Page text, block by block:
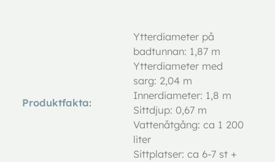
Produktfakta:
Ytterdiameter på
badtunnan: 1,87 m
Ytterdiameter med
sarg: 2,04 m
Innerdiameter: 1,8 m
Sittdjup: 0,67 m
Vattenåtgång: ca 1 200
liter
Sittplatser: ca 6-7 st +